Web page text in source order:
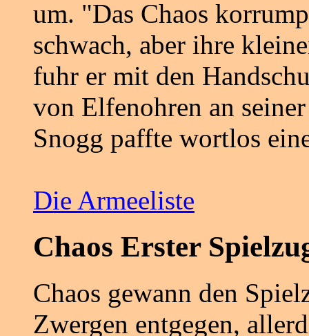
um. "Das Chaos
schwach, aber ihre
fuhr er mit den
von Elfenohren an
Snogg paffte wortlos
Die Armeeliste
Chaos Erster
Chaos gewann den
Zwergen entgegen,